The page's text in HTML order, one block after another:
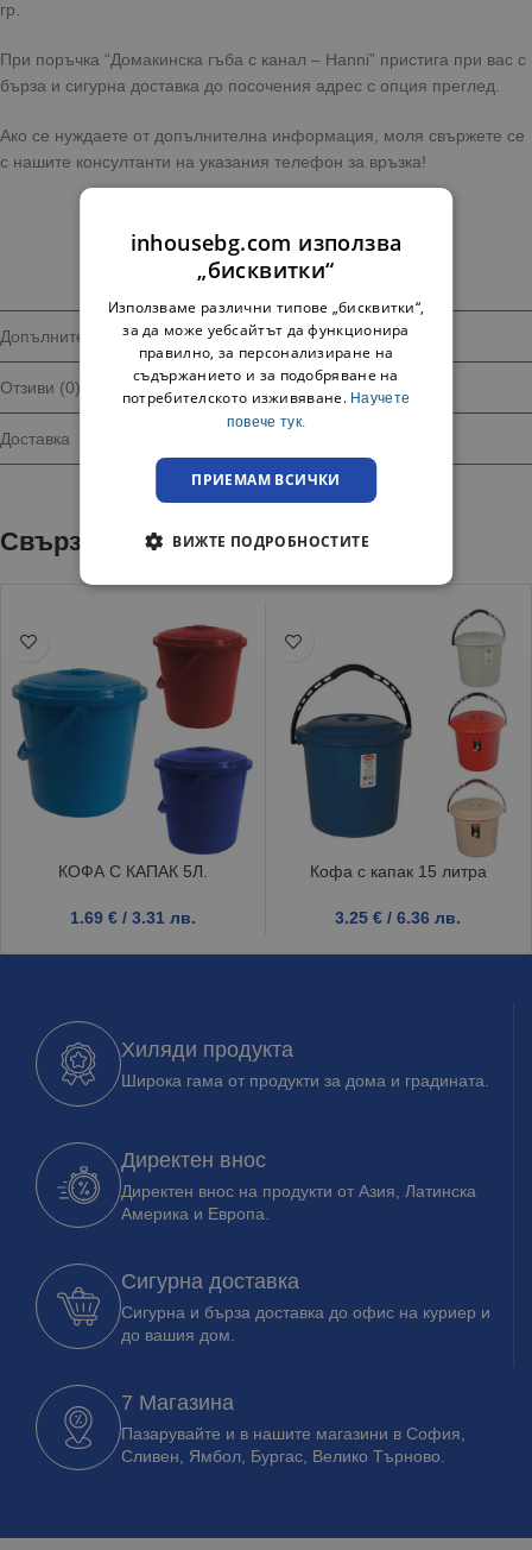
гр.
При поръчка “Домакинска гъба с канал – Hanni” пристига при вас с
бърза и сигурна доставка до посочения адрес с опция преглед.
Ако се нуждаете от допълнителна информация, моля свържете се
с нашите консултанти на указания телефон за връзка!
Допълнителна информация
Отзиви (0)
Доставка
Свързани продукти
КОФА С КАПАК 5Л.
1.69 € / 3.31 лв.
Кофа с капак 15 литра
3.25 € / 6.36 лв.
Хиляди продукта
Широка гама от продукти за дома и градината.
Директен внос
Директен внос на продукти от Азия, Латинска
Америка и Европа.
Сигурна доставка
Сигурна и бърза доставка до офис на куриер и
до вашия дом.
7 Магазина
Пазарувайте и в нашите магазини в София,
Сливен, Ямбол, Бургас, Велико Търново.
inhousebg.com използва
„бисквитки“
Използваме различни типове „бисквитки“,
за да може уебсайтът да функционира
правилно, за персонализиране на
съдържанието и за подобряване на
потребителското изживяване. Научете
повече тук.
ПРИЕМАМ ВСИЧКИ
ВИЖТЕ ПОДРОБНОСТИТЕ